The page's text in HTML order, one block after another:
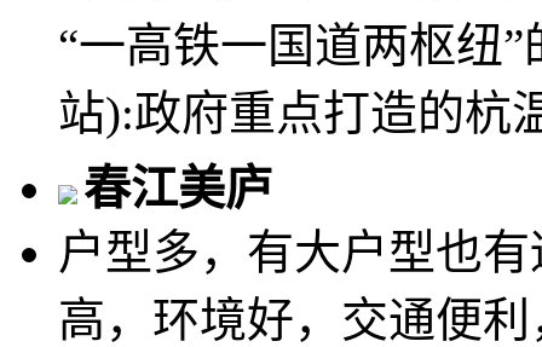
“一高铁一国道两枢纽
站):政府重点打造的杭
春江美庐
户型多，有大户型也
高，环境好，交通便